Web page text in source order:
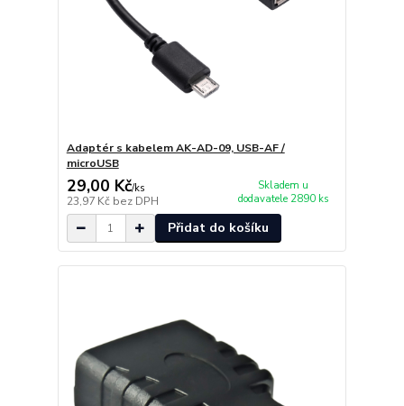
Adaptér s kabelem AK-AD-09, USB-AF /
microUSB
29,00 Kč/ks
23,97 Kč bez DPH
Skladem u
dodavatele 2890 ks
Přidat do košíku